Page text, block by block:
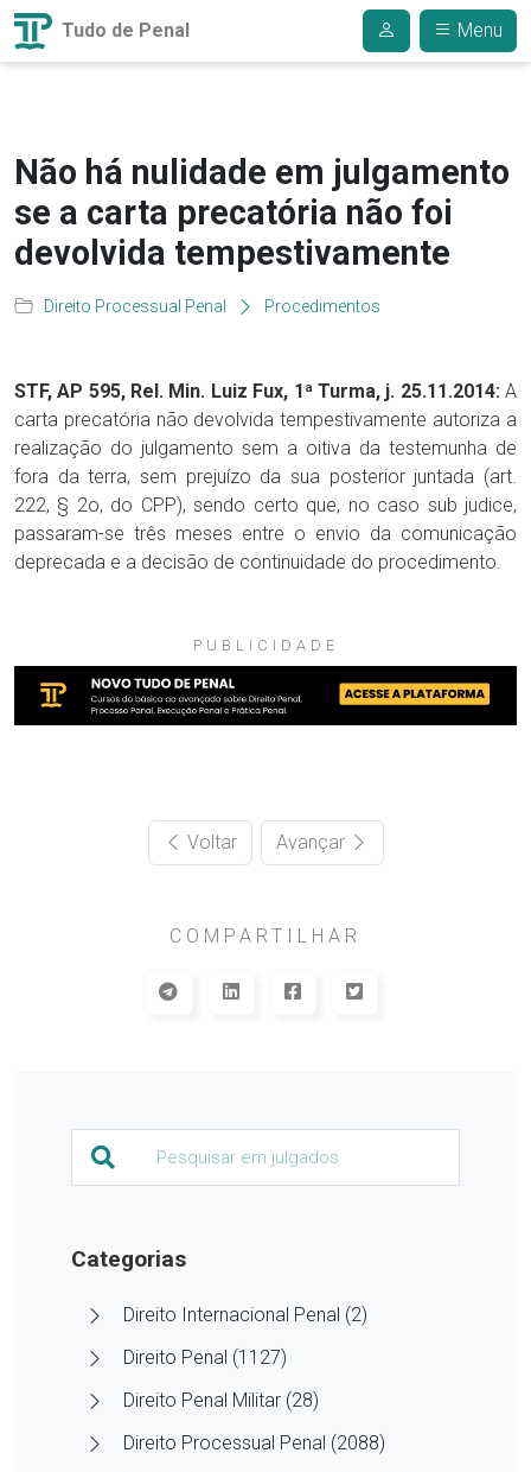
Tudo de Penal Menu
Não há nulidade em julgamento
se a carta precatória não foi
devolvida tempestivamente
Direito Processual Penal Procedimentos
STF, AP 595, Rel. Min. Luiz Fux, 1ª Turma, j. 25.11.2014: A
carta precatória não devolvida tempestivamente autoriza a
realização do julgamento sem a oitiva da testemunha de
fora da terra, sem prejuízo da sua posterior juntada (art.
222, § 2o, do CPP), sendo certo que, no caso sub judice,
passaram-se três meses entre o envio da comunicação
deprecada e a decisão de continuidade do procedimento.
PUBLICIDADE
Voltar Avançar
COMPARTILHAR
Categorias
Direito Internacional Penal (2)
Direito Penal (1127)
Direito Penal Militar (28)
Direito Processual Penal (2088)